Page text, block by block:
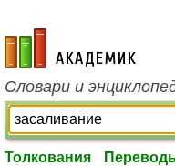
academic.ru
Словари и
Толкования